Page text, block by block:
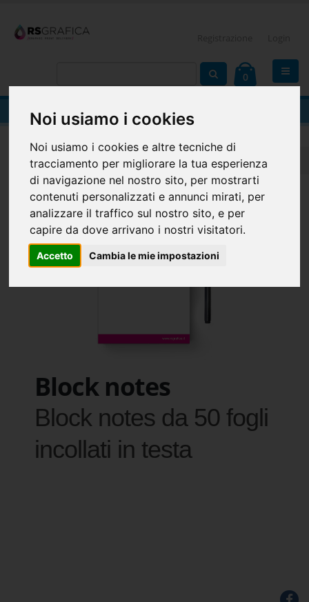
Noi usiamo i cookies
Noi usiamo i cookies e altre tecniche di
tracciamento per migliorare la tua esperienza
di navigazione nel nostro sito, per mostrarti
contenuti personalizzati e annunci mirati, per
analizzare il traffico sul nostro sito, e per
capire da dove arrivano i nostri visitatori.
Accetto Cambia le mie impostazioni
0
Block notes
Home IN EVIDENZA Block notes Block notes
Block notes
Block notes da 50 fogli
incollati in testa